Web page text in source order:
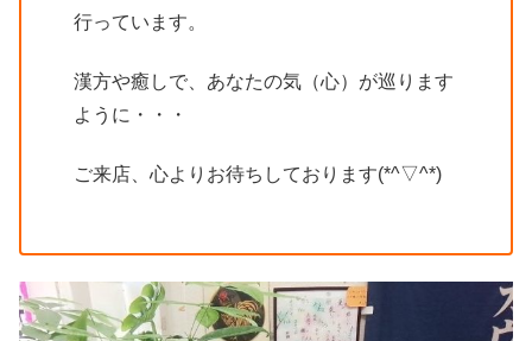
行っています。
漢方や癒しで、あなたの気（心）が巡ります
ように・・・
ご来店、心よりお待ちしております(*^▽^*)